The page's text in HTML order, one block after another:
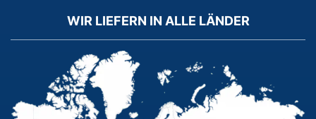
WIR LIEFERN IN ALLE LÄNDER